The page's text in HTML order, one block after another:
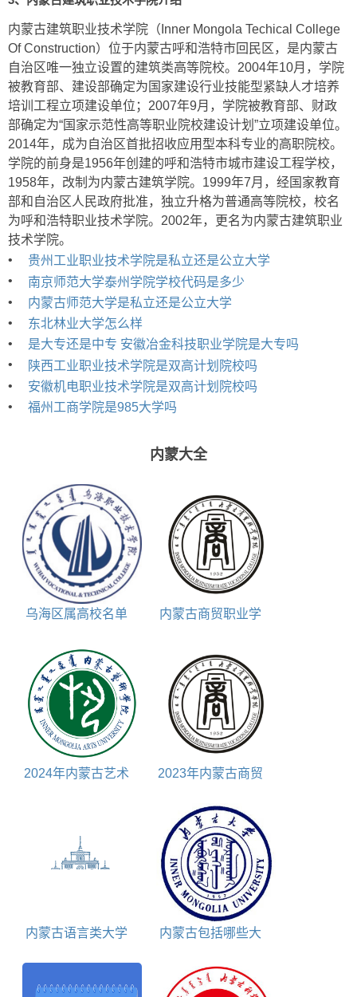
内蒙古建筑职业技术学院（Inner Mongola Techical College
Of Construction）位于内蒙古呼和浩特市回民区，是内蒙古
自治区唯一独立设置的建筑类高等院校。2004年10月，学院
被教育部、建设部确定为国家建设行业技能型紧缺人才培养
培训工程立项建设单位；2007年9月，学院被教育部、财政
部确定为“国家示范性高等职业院校建设计划”立项建设单位。
2014年，成为自治区首批招收应用型本科专业的高职院校。
学院的前身是1956年创建的呼和浩特市城市建设工程学校，
1958年，改制为内蒙古建筑学院。1999年7月，经国家教育
部和自治区人民政府批准，独立升格为普通高等院校，校名
为呼和浩特职业技术学院。2002年，更名为内蒙古建筑职业
技术学院。
•
贵州工业职业技术学院是私立还是公立大学
•
南京师范大学泰州学院学校代码是多少
•
内蒙古师范大学是私立还是公立大学
•
东北林业大学怎么样
•
是大专还是中专 安徽冶金科技职业学院是大专吗
•
陕西工业职业技术学院是双高计划院校吗
•
安徽机电职业技术学院是双高计划院校吗
•
福州工商学院是985大学吗
内蒙大全
乌海区属高校名单
内蒙古商贸职业学
2024年内蒙古艺术
2023年内蒙古商贸
年多少
内蒙古语言类大学
内蒙古包括哪些大